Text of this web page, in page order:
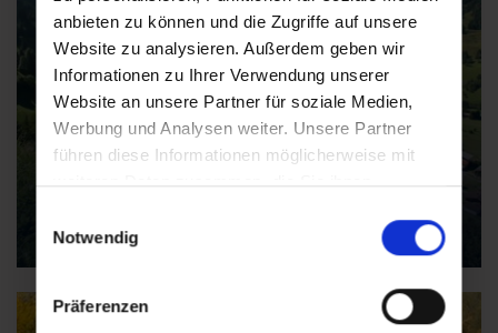
anbieten zu können und die Zugriffe auf unsere
Website zu analysieren. Außerdem geben wir
Informationen zu Ihrer Verwendung unserer
Website an unsere Partner für soziale Medien,
Werbung und Analysen weiter. Unsere Partner
führen diese Informationen möglicherweise mit
weiteren Daten zusammen, die Sie ihnen
Nutzung der Dienste gesammelt haben.
Notwendig
Präferenzen